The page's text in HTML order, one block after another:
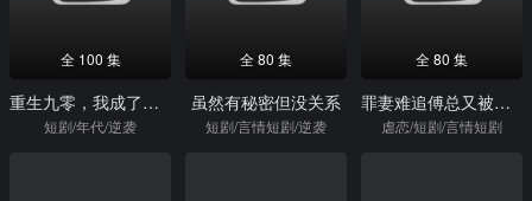
全 100 集
重生九零，我成了商界传奇
短剧/年代/逆袭
全 80 集
虽然有秘密但没关系
短剧/言情短剧/逆袭
全 80 集
罪妻难追傅总又被拉黑了
虐恋/短剧/言情短剧